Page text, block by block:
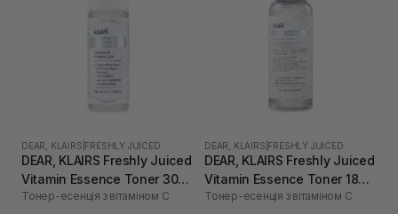
DEAR, KLAIRS FRESHLY JUICED
DEAR, KLAIRS Freshly Juiced
Vitamin Essence Toner 30
мл
Тонер-есенція з вітаміном C
DEAR, KLAIRS FRESHLY JUICED
DEAR, KLAIRS Freshly Juiced
Vitamin Essence Toner 180
мл
Тонер-есенція з вітаміном C